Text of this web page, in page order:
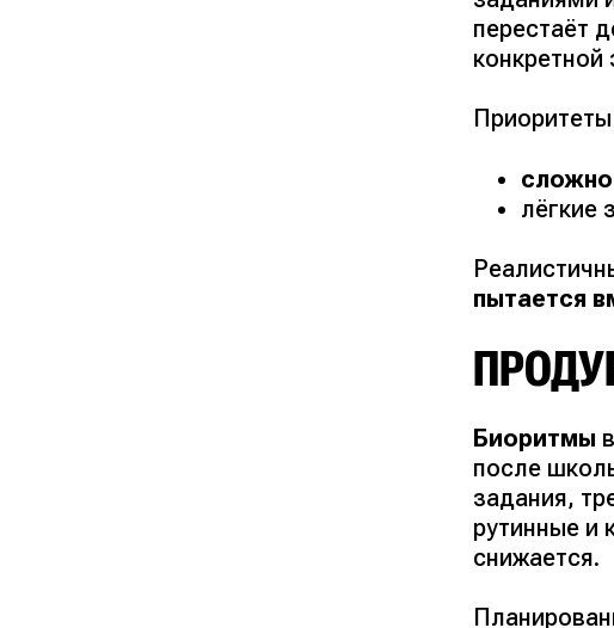
перестаёт
конкретной
лёгкие
пытается
Биоритмы
после
задания,
рутинные и
снижается.